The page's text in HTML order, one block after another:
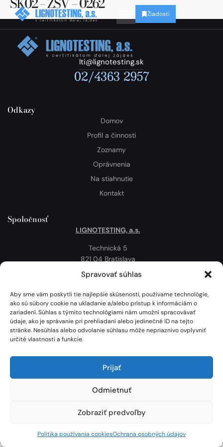
Spravovať súhlas
Aby sme vám poskytli tie najlepšie skúsenosti, používame technológie,
ako sú súbory cookie na ukladanie a/alebo prístup k informáciám o
zariadení. Súhlas s týmito technológiami nám umožní spracovávať
údaje, ako je správanie pri prehliadaní alebo jedinečné ID na tejto
stránke. Nesúhlas alebo odvolanie súhlasu môže nepriaznivo ovplyvniť
určité vlastnosti a funkcie.
Prijať
Odmietnuť
Zobraziť predvoľby
Politika používania cookiesOchrana osobných údajov
Žiadosti
lti@lignotesting.sk
02/4363 2957
Odkazy
Domov
Profil a činnosti
Zoznamy
Oprávnenia
Na stiahnutie
Kontakt
Spoločnosť
LIGNOTESTING, a.s.
Technická 5
821 04 Bratislava
Slovenská republika
Politika používania cookies
Mapa
Lignotesting, a. s. © 2024 | Všetky práva vyhradené. | Vytvoril: Marek Heinfarth.